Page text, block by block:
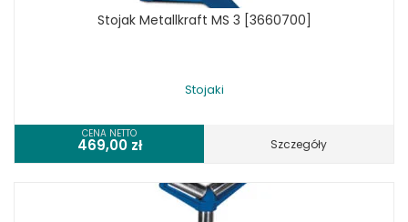
Stojak Metallkraft MS 3 [3660700]
Stojaki
CENA NETTO
469,00 zł Szczegóły